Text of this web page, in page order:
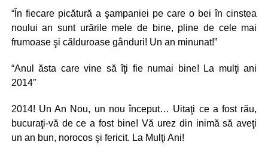
“În fiecare picătură a şampaniei pe care o bei în cinstea
noului an sunt urările mele de bine, pline de cele mai
frumoase şi călduroase gânduri! Un an minunat!”
“Anul ăsta care vine să îţi fie numai bine! La mulţi ani
2014″
2014! Un An Nou, un nou început… Uitaţi ce a fost rău,
bucuraţi-vă de ce a fost bine! Vă urez din inimă să aveţi
un an bun, norocos şi fericit. La Mulţi Ani!